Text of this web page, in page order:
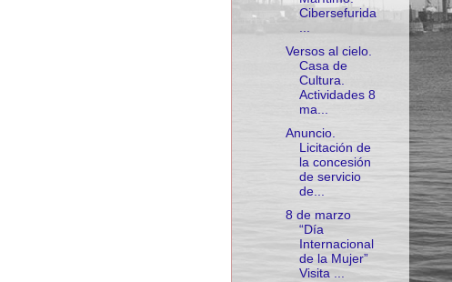
Cibersefurida
...
Versos al cielo.
Casa de
Cultura.
Actividades 8
ma...
Anuncio.
Licitación de
la concesión
de servicio
de...
8 de marzo
“Día
Internacional
de la Mujer”
Visita ...